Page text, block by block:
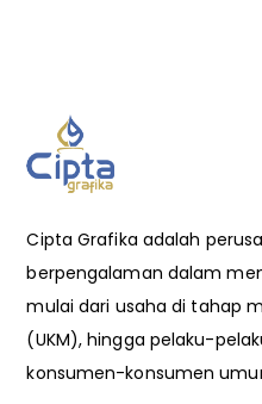
Cipta Grafika adalah
berpengalaman dalam
mulai dari usaha di tahap
(UKM), hingga pelaku-
konsumen-konsumen